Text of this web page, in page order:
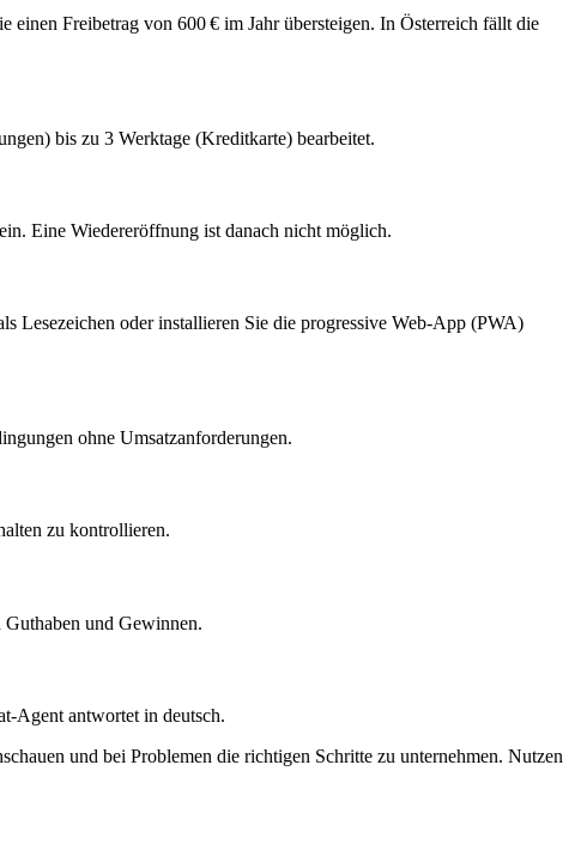
Freibetrag von 600 € im Jahr übersteigen. In Österreich fällt die
bis zu 3 Werktage (Kreditkarte) bearbeitet.
Eine Wiedereröffnung ist danach nicht möglich.
Lesezeichen oder installieren Sie die progressive Web-App (PWA)
ohne Umsatzanforderungen.
zu kontrollieren.
und Gewinnen.
Agent antwortet in deutsch.
und bei Problemen die richtigen Schritte zu unternehmen. Nutzen